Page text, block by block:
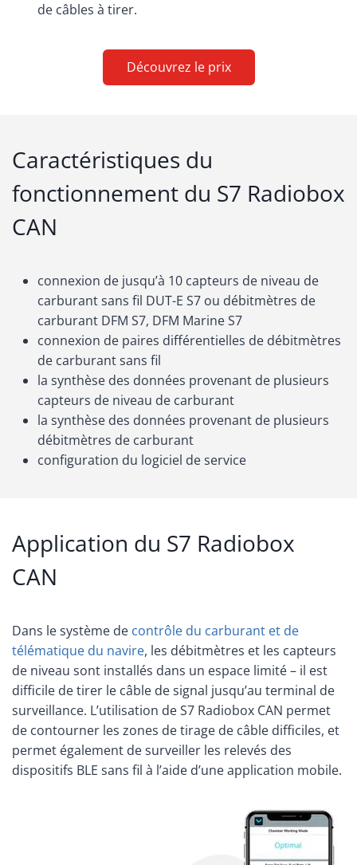
de câbles à tirer.
Découvrez le prix
Caractéristiques du
fonctionnement du S7 Radiobox
CAN
connexion de jusqu’à 10 capteurs de niveau de
carburant sans fil DUT-E S7 ou débitmètres de
carburant DFM S7, DFM Marine S7
connexion de paires différentielles de débitmètres
de carburant sans fil
la synthèse des données provenant de plusieurs
capteurs de niveau de carburant
la synthèse des données provenant de plusieurs
débitmètres de carburant
configuration du logiciel de service
Application du S7 Radiobox
CAN
Dans le système de contrôle du carburant et de
télématique du navire, les débitmètres et les capteurs
de niveau sont installés dans un espace limité – il est
difficile de tirer le câble de signal jusqu’au terminal de
surveillance. L’utilisation de S7 Radiobox CAN permet
de contourner les zones de tirage de câble difficiles, et
permet également de surveiller les relevés des
dispositifs BLE sans fil à l’aide d’une application mobile.